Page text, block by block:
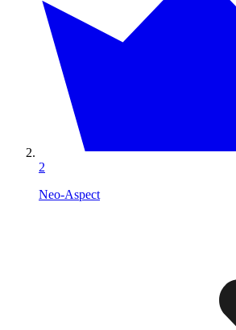
2
Neo-Aspect